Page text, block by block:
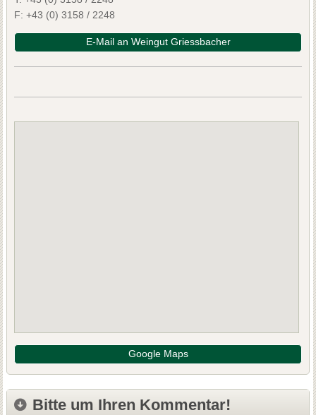
F: +43 (0) 3158 / 2248
E-Mail an Weingut Griessbacher
Google Maps
Bitte um Ihren Kommentar!